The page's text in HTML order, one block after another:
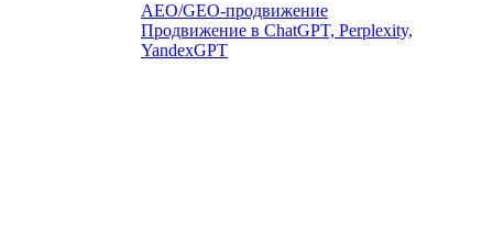
AEO/GEO-продвижение
Продвижение в ChatGPT, Perplexity,
YandexGPT